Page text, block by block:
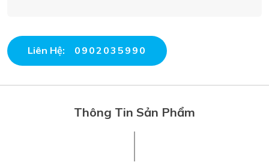
Liên Hệ: 0902035990
Thông Tin Sản Phẩm